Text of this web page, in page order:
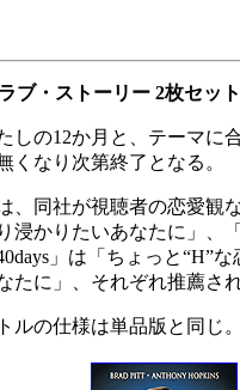
ブ・ストーリー 2枚セット
の12か月と、テーマに
くなり次第終了となる。
、同社が視聴者の恋愛観
浸かりたいあなたに」、
」は「ちょっと“H”
たに」、それぞれ推薦さ
の仕様は単品版と同じ。